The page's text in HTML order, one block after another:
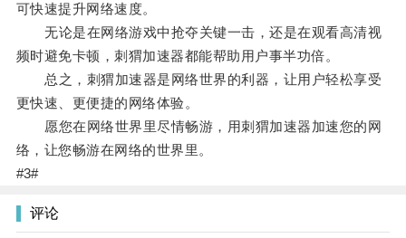
可快速提升网络速度。
无论是在网络游戏中抢夺关键一击，还是在观看高清视
频时避免卡顿，刺猬加速器都能帮助用户事半功倍。
总之，刺猬加速器是网络世界的利器，让用户轻松享受
更快速、更便捷的网络体验。
愿您在网络世界里尽情畅游，用刺猬加速器加速您的网
络，让您畅游在网络的世界里。
#3#
评论